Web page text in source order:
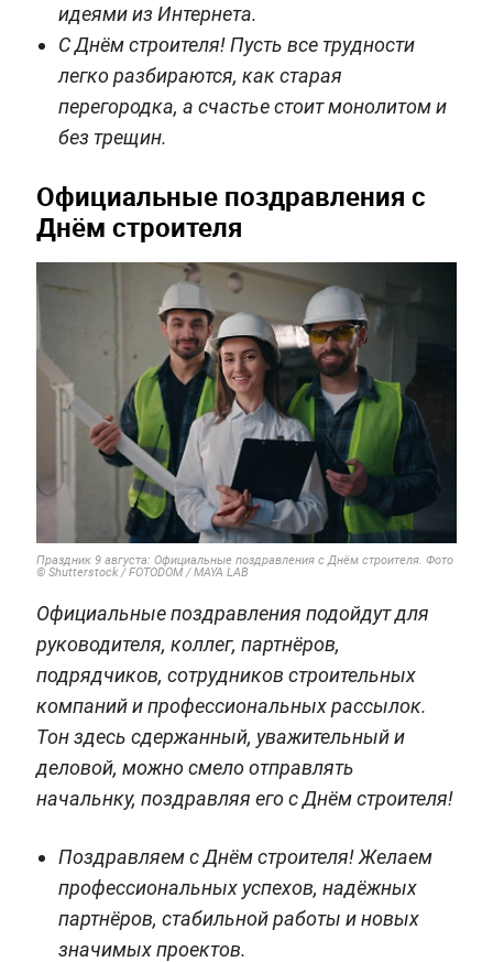
идеями из Интернета.
С Днём строителя! Пусть все трудности
легко разбираются, как старая
перегородка, а счастье стоит монолитом и
без трещин.
Официальные поздравления с
Днём строителя
Праздник 9 августа: Официальные поздравления с Днём строителя. Фото
© Shutterstock / FOTODOM / MAYA LAB
Официальные поздравления подойдут для
руководителя, коллег, партнёров,
подрядчиков, сотрудников строительных
компаний и профессиональных рассылок.
Тон здесь сдержанный, уважительный и
деловой, можно смело отправлять
начальнку, поздравляя его с Днём строителя!
Поздравляем с Днём строителя! Желаем
профессиональных успехов, надёжных
партнёров, стабильной работы и новых
значимых проектов.